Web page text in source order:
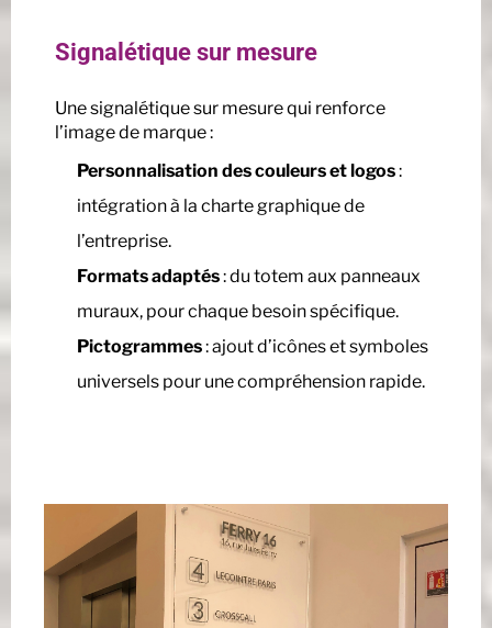
Signalétique sur mesure
Une signalétique sur mesure qui renforce
l’image de marque :
Personnalisation des couleurs et logos:
intégration à la charte graphique de
l’entreprise.
Formats adaptés: du totem aux panneaux
muraux, pour chaque besoin spécifique.
Pictogrammes: ajout d’icônes et symboles
universels pour une compréhension rapide.